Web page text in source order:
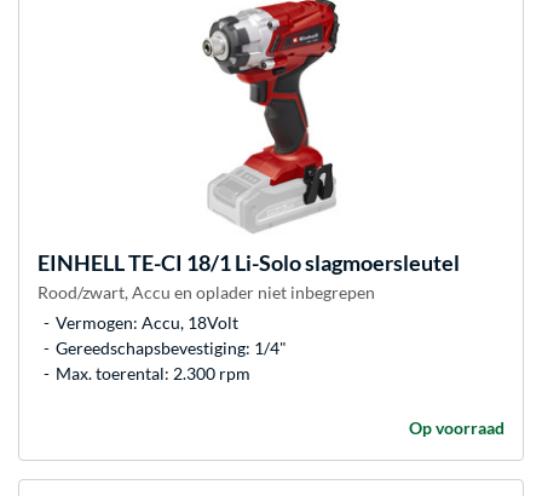
EINHELLTE-CI 18/1 Li-Solo slagmoersleutel
Rood/zwart, Accu en oplader niet inbegrepen
Vermogen: Accu, 18Volt
Gereedschapsbevestiging: 1/4"
Max. toerental: 2.300 rpm
Op voorraad